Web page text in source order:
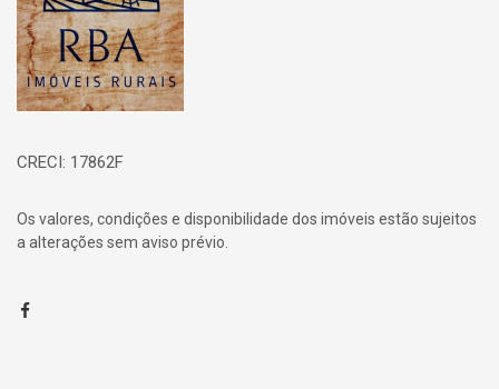
CRECI: 17862F
Os valores, condições e disponibilidade dos imóveis estão sujeitos
a alterações sem aviso prévio.
Facebook